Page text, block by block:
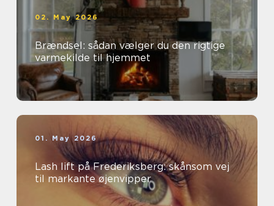
02. May 2026
Brændsel: sådan vælger du den rigtige
varmekilde til hjemmet
01. May 2026
Lash lift på Frederiksberg: skånsom vej
til markante øjenvipper